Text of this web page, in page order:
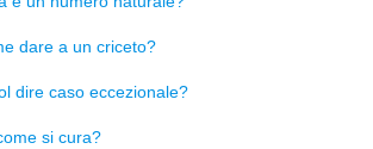
dare a un criceto?
dire caso eccezionale?
si cura?